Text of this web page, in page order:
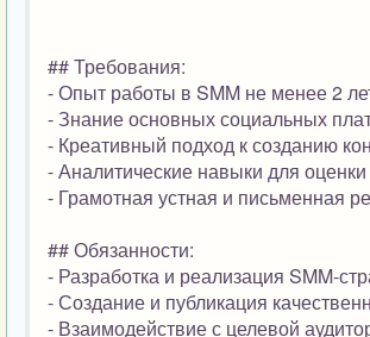
## Требования:
- Опыт работы в SMM не менее 2
- Знание основных социальных
- Креативный подход к созданию
- Аналитические навыки для
- Грамотная устная и письменная
## Обязанности:
- Разработка и реализация SMM-
- Создание и публикация
- Взаимодействие с целевой